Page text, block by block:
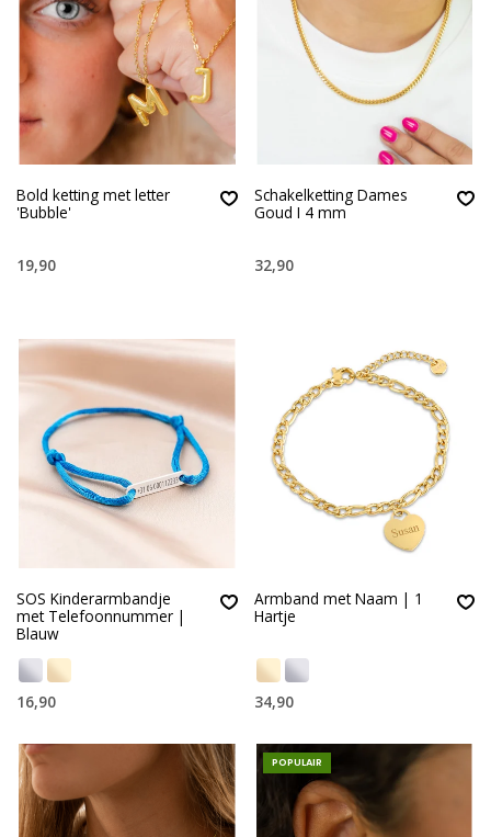
Bold ketting met letter
'Bubble'
19,90
Schakelketting Dames
Goud I 4 mm
32,90
SOS Kinderarmbandje
met Telefoonnummer |
Blauw
16,90
Armband met Naam | 1
Hartje
34,90
POPULAIR